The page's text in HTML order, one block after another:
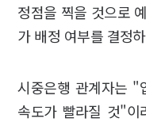
정점을 찍을 것으로
가 배정 여부를 결정
시중은행 관계자는 "
속도가 빨라질 것"